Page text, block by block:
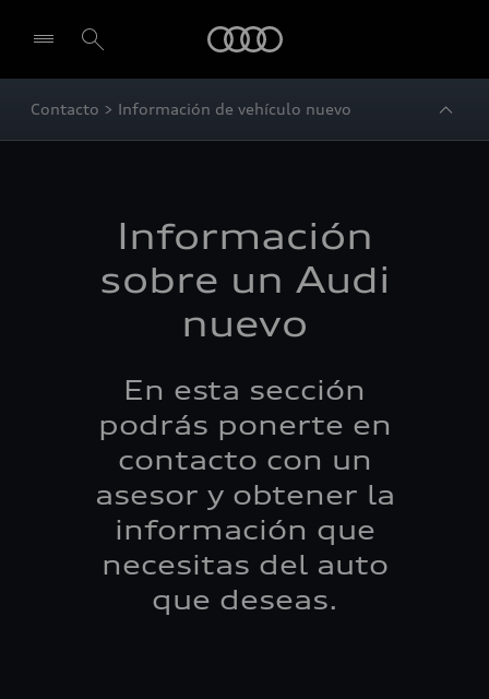
Contacto > Información de vehículo nuevo
Información
sobre un Audi
nuevo
En esta sección
podrás ponerte en
contacto con un
asesor y obtener la
información que
necesitas del auto
que deseas.